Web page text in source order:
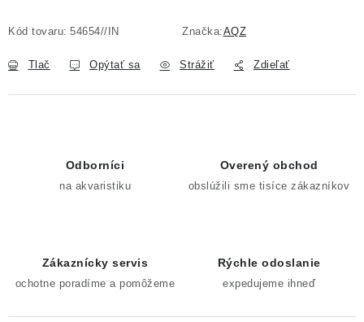
Kód tovaru: 54654//IN Značka:AQZ
Tlač Opýtať sa Strážiť Zdieľať
Odborníci
na akvaristiku
Overený obchod
obslúžili sme tisíce zákazníkov
Zákaznícky servis
ochotne poradíme a pomôžeme
Rýchle odoslanie
expedujeme ihneď